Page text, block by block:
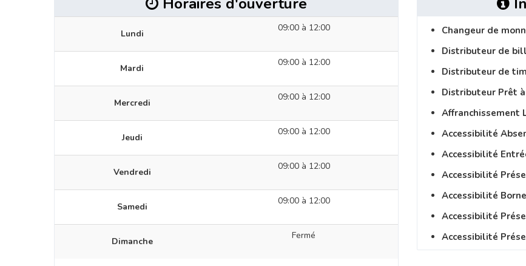
Lundi
09:00 à 12:00
Mardi
09:00 à 12:00
Mercredi
09:00 à 12:00
Jeudi
09:00 à 12:00
Vendredi
09:00 à 12:00
Samedi
09:00 à 12:00
Dimanche
Fermé
Changeur de
Distributeur de
Distributeur de
Distributeur Prêt
Affranchissement
Accessibilité
Accessibilité
Accessibilité
Accessibilité
Accessibilité
Accessibilité